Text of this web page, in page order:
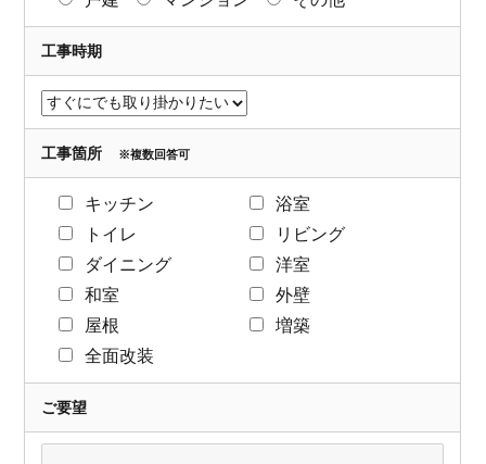
工事時期
工事箇所 ※複数回答可
キッチン
浴室
トイレ
リビング
ダイニング
洋室
和室
外壁
屋根
増築
全面改装
ご要望